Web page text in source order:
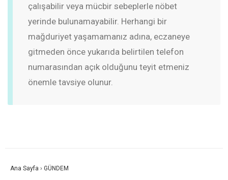
çalışabilir veya mücbir sebeplerle nöbet
yerinde bulunamayabilir. Herhangi bir
mağduriyet yaşamamanız adına, eczaneye
gitmeden önce yukarıda belirtilen telefon
numarasından açık olduğunu teyit etmeniz
önemle tavsiye olunur.
Ana Sayfa › GÜNDEM